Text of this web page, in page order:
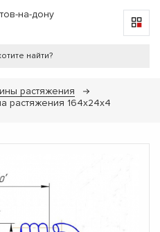
на-дону
растяжения
растяжения 164х24х4